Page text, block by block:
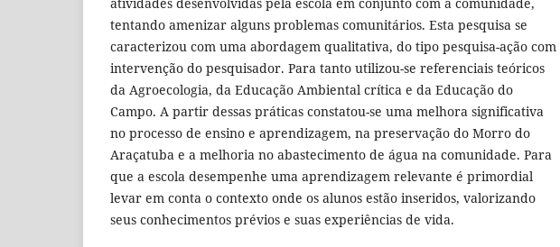
tentando amenizar alguns problemas comunitários. Esta pesquisa se
caracterizou com uma abordagem qualitativa, do tipo pesquisa-ação com
intervenção do pesquisador. Para tanto utilizou-se referenciais teóricos
da Agroecologia, da Educação Ambiental crítica e da Educação do
Campo. A partir dessas práticas constatou-se uma melhora significativa
no processo de ensino e aprendizagem, na preservação do Morro do
Araçatuba e a melhoria no abastecimento de água na comunidade. Para
que a escola desempenhe uma aprendizagem relevante é primordial
levar em conta o contexto onde os alunos estão inseridos, valorizando
seus conhecimentos prévios e suas experiências de vida.